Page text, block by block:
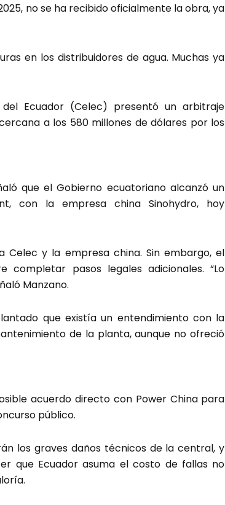
no se ha recibido oficialmente la obra, ya
en los distribuidores de agua. Muchas ya
Ecuador (Celec) presentó un arbitraje
a los 580 millones de dólares por los
que el Gobierno ecuatoriano alcanzó un
con la empresa china Sinohydro, hoy
y la empresa china. Sin embargo, el
pasos legales adicionales. “Lo
Manzano.
que existía un entendimiento con la
de la planta, aunque no ofreció
acuerdo directo con Power China para
público.
los graves daños técnicos de la central, y
que Ecuador asuma el costo de fallas no